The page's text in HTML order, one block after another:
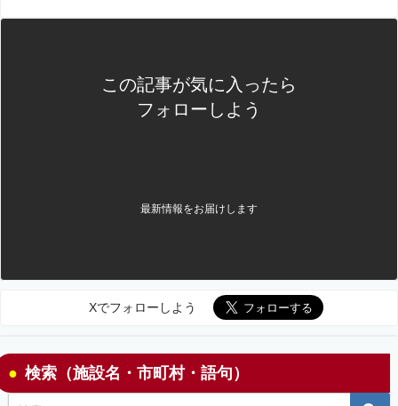
この記事が気に入ったら
フォローしよう
最新情報をお届けします
Xでフォローしよう
検索（施設名・市町村・語句）